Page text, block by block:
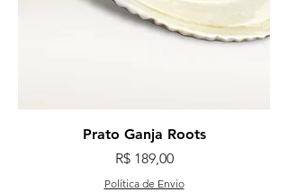
Prato Ganja Roots
Preço
R$ 189,00
Política de Envio